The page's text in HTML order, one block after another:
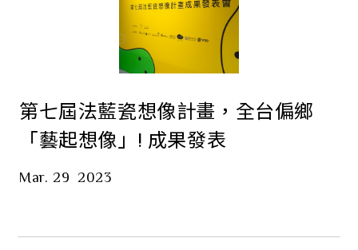
第七屆法藍瓷想像計畫，全台偏鄉
「藝起想像」! 成果發表
Mar. 29 2023